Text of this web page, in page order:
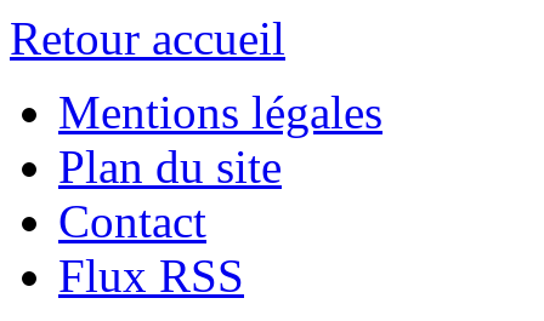
Retour accueil
Mentions légales
Plan du site
Contact
Flux RSS